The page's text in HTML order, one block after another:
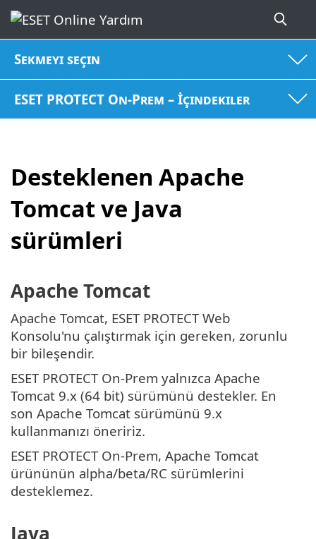
Sekmeyi seçin
ESET PROTECT On-Prem – İçindekiler
Desteklenen Apache
Tomcat ve Java
sürümleri
Apache Tomcat
Apache Tomcat, ESET PROTECT Web
Konsolu'nu çalıştırmak için gereken, zorunlu
bir bileşendir.
ESET PROTECT On-Prem yalnızca Apache
Tomcat 9.x (64 bit) sürümünü destekler. En
son Apache Tomcat sürümünü 9.x
kullanmanızı öneririz.
ESET PROTECT On-Prem, Apache Tomcat
ürününün alpha/beta/RC sürümlerini
desteklemez.
Java